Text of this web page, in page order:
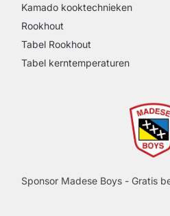
Kamado kooktechnieken
Rookhout
Tabel Rookhout
Tabel kerntemperaturen
Sponsor Madese Boys - Gratis